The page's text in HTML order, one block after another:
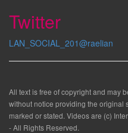
Twitter
LAN_SOCIAL_201@raelian
All text is free of copyright and may
without notice providing the original
marked or stated. Videos are (c)
- All Rights Reserved.